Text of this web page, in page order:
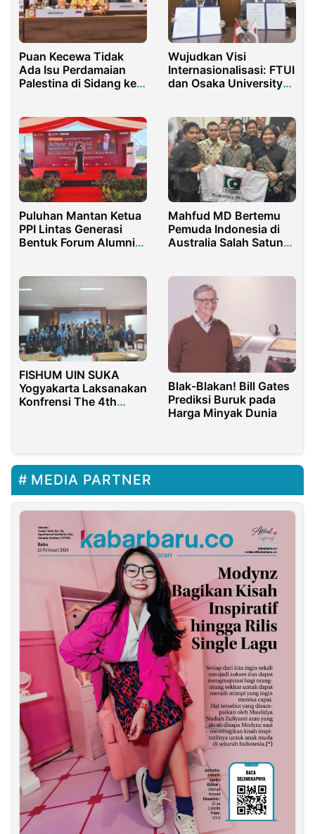
Puan Kecewa Tidak
Ada Isu Perdamaian
Palestina di Sidang ke-
Wujudkan Visi
Internasionalisasi: FTUI
dan Osaka University
Puluhan Mantan Ketua
PPI Lintas Generasi
Bentuk Forum Alumni
Mahfud MD Bertemu
Pemuda Indonesia di
Australia Salah Satunya
FISHUM UIN SUKA
Yogyakarta Laksanakan
Konfrensi The 4th
Blak-Blakan! Bill Gates
Prediksi Buruk pada
Harga Minyak Dunia
MEDIA PARTNER